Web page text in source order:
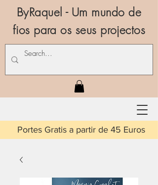
ByRaquel - Um mundo de
fios para os seus projectos
a partir de 45 Euros